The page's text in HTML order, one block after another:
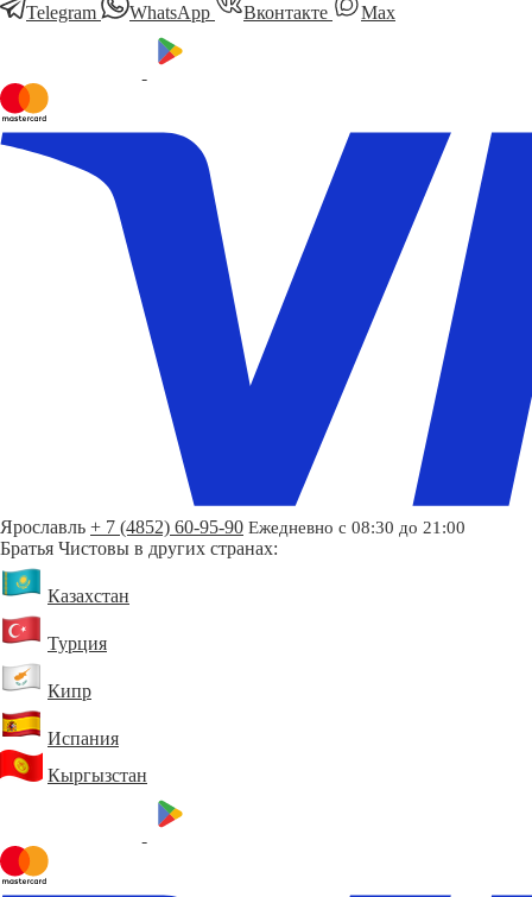
Telegram
WhatsApp Вконтакте Мах
Ярославль + 7 (4852) 60-95-90 Ежедневно с 08:30 до 21:00
Братья Чистовы в других странах:
Казахстан
Турция
Кипр
Испания
Кыргызстан